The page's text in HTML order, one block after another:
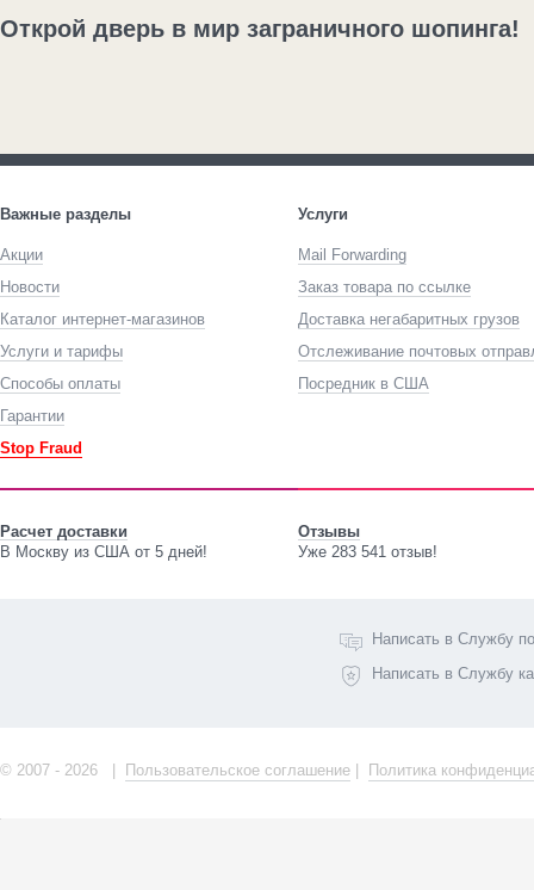
Открой дверь в мир заграничного шопинга!
Важные разделы
Акции
Новости
Каталог интернет-магазинов
Услуги и тарифы
Способы оплаты
Гарантии
Stop Fraud
Услуги
Mail Forwarding
Заказ товара по ссылке
Доставка негабаритных грузов
Отслеживание почтовых
Посредник в США
Расчет доставки
В Москву из США от 5 дней!
Отзывы
Уже 283 541 отзыв!
Написать в Службу
Написать в Службу
© 2007 - 2026 | Пользовательское соглашение Политика